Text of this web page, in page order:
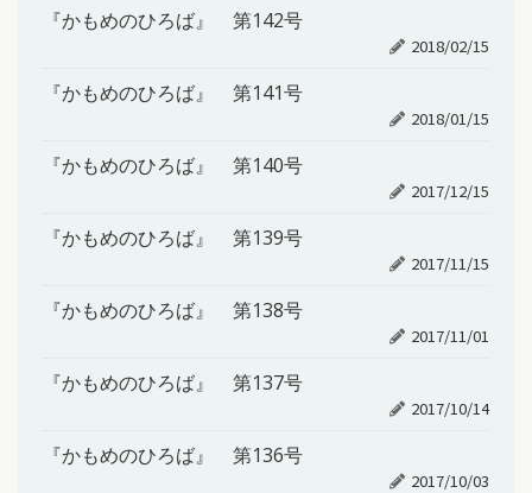
『かもめのひろば』 第142号
2018/02/15
『かもめのひろば』 第141号
2018/01/15
『かもめのひろば』 第140号
2017/12/15
『かもめのひろば』 第139号
2017/11/15
『かもめのひろば』 第138号
2017/11/01
『かもめのひろば』 第137号
2017/10/14
『かもめのひろば』 第136号
2017/10/03